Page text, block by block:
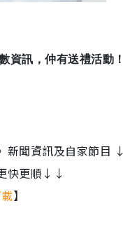
資訊，仲有送禮活動！
新聞資訊及自家節目 ↓
快更順↓↓
】